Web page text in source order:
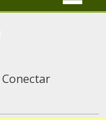
Conectar